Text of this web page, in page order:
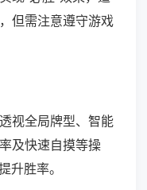
但需注意遵守游戏
视全局牌型、智能
及快速自摸等操
升胜率。